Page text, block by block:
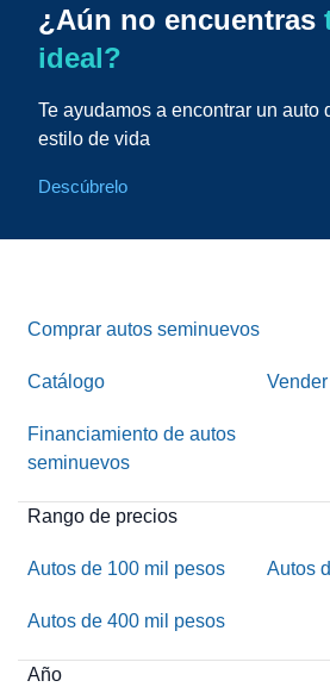
¿Aún no encuentras
ideal?
Te ayudamos a encontrar un auto
estilo de vida
Descúbrelo
Comprar autos seminuevos
Catálogo
Financiamiento de autos
seminuevos
Rango de precios
Autos de 100 mil pesos Autos
Autos de 400 mil pesos
Año